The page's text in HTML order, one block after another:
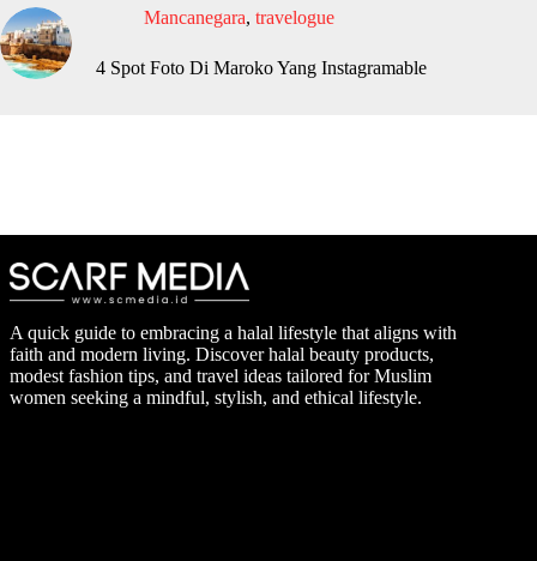
Mancanegara, travelogue
4 Spot Foto Di Maroko Yang Instagramable
A quick guide to embracing a halal lifestyle that aligns with
faith and modern living. Discover halal beauty products,
modest fashion tips, and travel ideas tailored for Muslim
women seeking a mindful, stylish, and ethical lifestyle.